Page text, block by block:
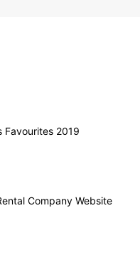
Favourites 2019
Company Website